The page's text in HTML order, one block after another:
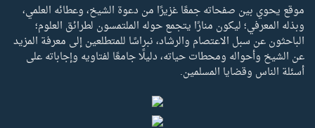
موقع يحوي بين صفحاته جمعًا غزيرًا من دعوة الشيخ، وعطائه العلمي،
وبذله المعرفي؛ ليكون منارًا يتجمع حوله الملتمسون لطرائق العلوم؛
الباحثون عن سبل الاعتصام والرشاد، نبراسًا للمتطلعين إلى معرفة المزيد
عن الشيخ وأحواله ومحطات حياته، دليلًا جامعًا لفتاويه وإجاباته على
أسئلة الناس وقضايا المسلمين.